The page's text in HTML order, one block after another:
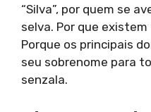
“Silva”, por quem se
selva. Por que
Porque os principais
seu sobrenome para
senzala.